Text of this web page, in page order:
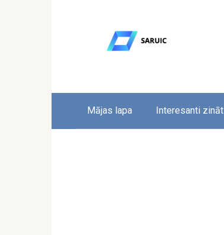
Mājas lapa Interesanti zināt